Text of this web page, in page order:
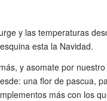
y las temperaturas
esta la Navidad.
y asomate por
una flor de pascua,
más con los